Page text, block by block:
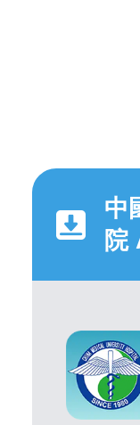
中
院